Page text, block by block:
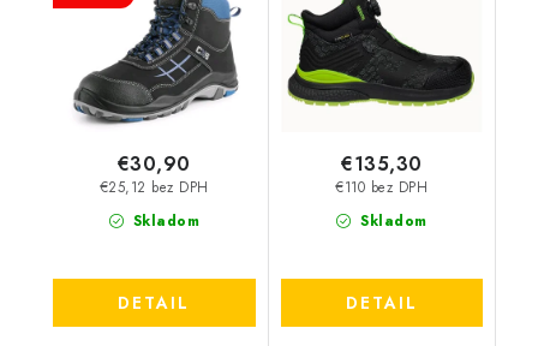
Skladom
€25,12 bez DPH
€30,90
DETAIL
20.06.2026
Skladom
€110 bez DPH
€135,30
DETAIL